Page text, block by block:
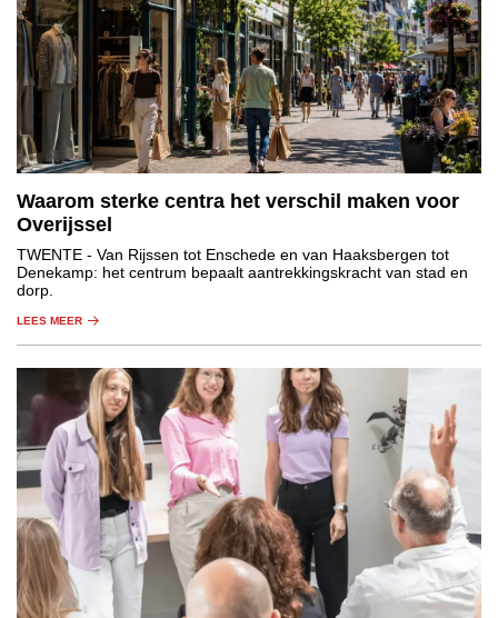
Waarom sterke centra het verschil maken voor
Overijssel
TWENTE - Van Rijssen tot Enschede en van Haaksbergen tot
Denekamp: het centrum bepaalt aantrekkingskracht van stad en
dorp.
LEES MEER